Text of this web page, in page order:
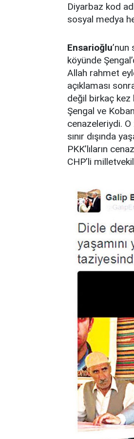
Diyarbaz kod
sosyal medya
Ensarioğlu
köyünde
Allah rahmet
açıklaması
değil birkaç kez
Şengal ve
cenazeleriydi.
sınır dışında
PKK’lıların
CHP’li